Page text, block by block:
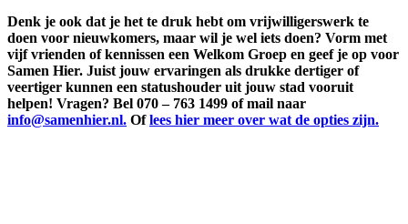
Denk je ook dat je het te druk hebt om vrijwilligerswerk te
doen voor nieuwkomers, maar wil je wel iets doen? Vorm met
vijf vrienden of kennissen een Welkom Groep en geef je op voor
Samen Hier. Juist jouw ervaringen als drukke dertiger of
veertiger kunnen een statushouder uit jouw stad vooruit
helpen! Vragen? Bel 070 – 763 1499 of mail naar
info@samenhier.nl. Oflees hier meer over wat de opties zijn.